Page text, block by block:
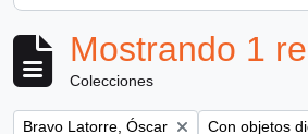
Mostrando 1
Colecciones
Remove filter:
Bravo Latorre, Óscar Remove filter:
Con objetos